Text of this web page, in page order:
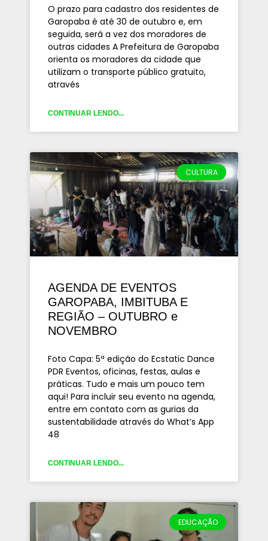
O prazo para cadastro dos residentes de
Garopaba é até 30 de outubro e, em
seguida, será a vez dos moradores de
outras cidades A Prefeitura de Garopaba
orienta os moradores da cidade que
utilizam o transporte público gratuito,
através
CONTINUAR LENDO...
CULTURA
AGENDA DE EVENTOS
GAROPABA, IMBITUBA E
REGIÃO – OUTUBRO e
NOVEMBRO
Foto Capa: 5ª edição do Ecstatic Dance
PDR Eventos, oficinas, festas, aulas e
práticas. Tudo e mais um pouco tem
aqui! Para incluir seu evento na agenda,
entre em contato com as gurias da
sustentabilidade através do What’s App
48
CONTINUAR LENDO...
EDUCAÇÃO